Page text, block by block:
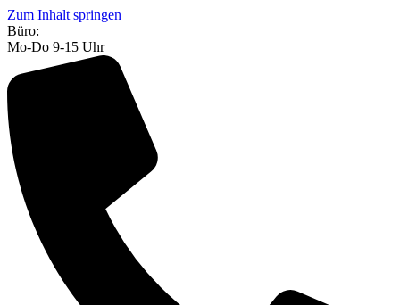
Zum Inhalt springen
Büro:
Mo-Do 9-15 Uhr